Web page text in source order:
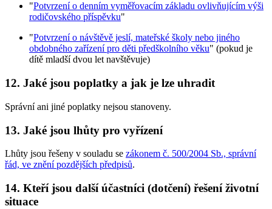
"Potvrzení o denním vyměřovacím základu ovlivňujícím výši
rodičovského příspěvku"
"Potvrzení o návštěvě jeslí, mateřské školy nebo jiného
obdobného zařízení pro děti předškolního věku" (pokud je
dítě mladší dvou let navštěvuje)
12. Jaké jsou poplatky a jak je lze uhradit
Správní ani jiné poplatky nejsou stanoveny.
13. Jaké jsou lhůty pro vyřízení
Lhůty jsou řešeny v souladu se zákonem č. 500/2004 Sb., správní
řád, ve znění pozdějších předpisů.
14. Kteří jsou další účastníci (dotčení) řešení životní
situace